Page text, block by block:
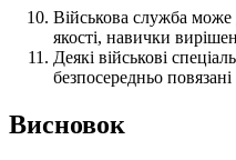
Військова служба може
якості, навички
Деякі військові
безпосередньо
Висновок